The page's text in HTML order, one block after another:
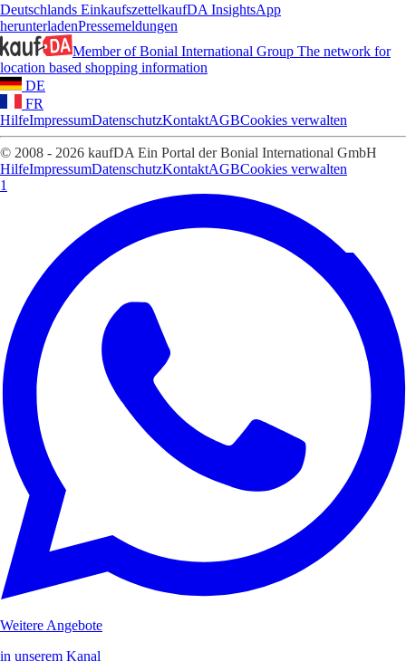
Deutschlands EinkaufszettelkaufDA InsightsApp
herunterladenPressemeldungen
Member of Bonial International Group The network for
location based shopping information
DE
FR
HilfeImpressumDatenschutzKontaktAGBCookies verwalten
© 2008 - 2026 kaufDA Ein Portal der Bonial International GmbH
HilfeImpressumDatenschutzKontaktAGBCookies verwalten
1
Weitere Angebote
in unserem Kanal